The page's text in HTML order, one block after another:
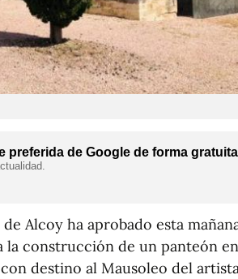
preferida de Google de forma
Alcoy ha aprobado esta
la construcción de un panteón
destino al Mausoleo del